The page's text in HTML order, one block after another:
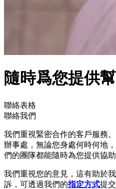
隨時爲您提供
聯絡表格
聯絡我們
我們重視緊密合作的客戶服務
辦事處，無論您身處何時何地
們的團隊都能隨時為您提供協助
我們重視您的意見，這有助於
訴，可透過我們的指定方式提交